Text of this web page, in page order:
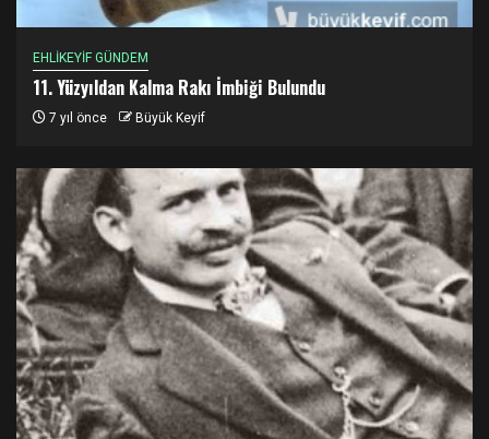
EHLİKEYİF GÜNDEM
11. Yüzyıldan Kalma Rakı İmbiği Bulundu
7 yıl önce Büyük Keyif